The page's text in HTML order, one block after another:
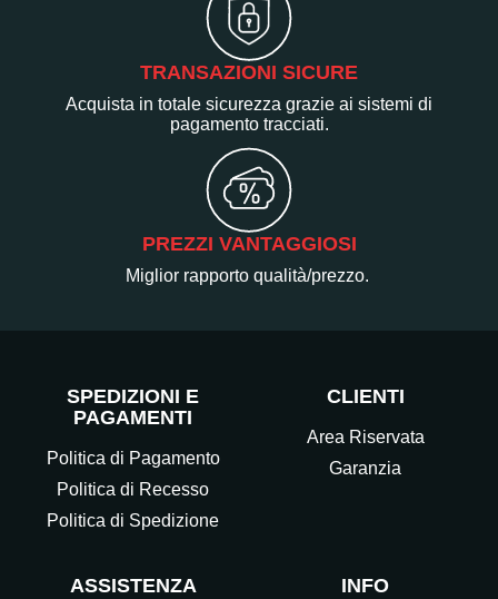
TRANSAZIONI SICURE
Acquista in totale sicurezza grazie ai sistemi di
pagamento tracciati.
PREZZI VANTAGGIOSI
Miglior rapporto qualità/prezzo.
SPEDIZIONI E
PAGAMENTI
Politica di Pagamento
Politica di Recesso
Politica di Spedizione
CLIENTI
Area Riservata
Garanzia
ASSISTENZA INFO